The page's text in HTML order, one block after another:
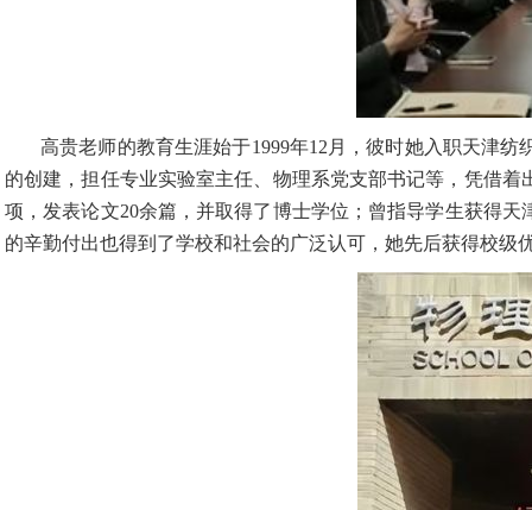
高贵老师的教育生涯始于1999年12月，彼时她入职天津
的创建，担任专业实验室主任、物理系党支部书记等，凭借
项，发表论文20余篇，并取得了博士学位；曾指导学生获得
的辛勤付出也得到了学校和社会的广泛认可，她先后获得校级